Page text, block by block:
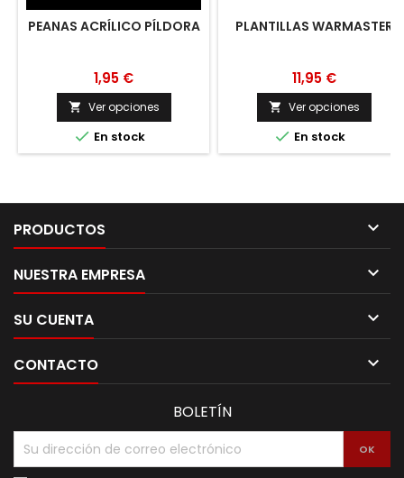
PEANAS ACRÍLICO PÍLDORA
1,95 €
 Ver opciones
 En stock
PLANTILLAS WARMASTER
11,95 €
 Ver opciones
 En stock
PRODUCTOS 
NUESTRA EMPRESA 
SU CUENTA 
CONTACTO 
BOLETÍN